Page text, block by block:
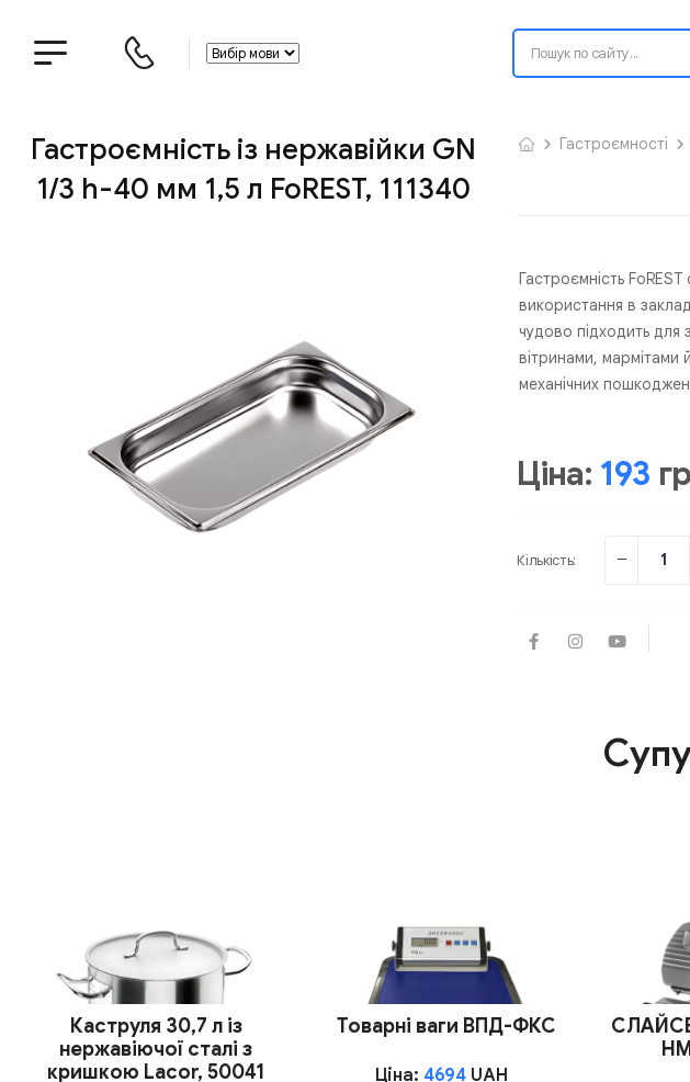
Гастроємність із нержавійки GN
1/3 h-40 мм 1,5 л FoREST, 111340
Гастроємності
Гастроємність
використання в
чудово підходить для
вітринами, мармітами
механічних
Ціна: 193
Кількість:
Каструля 30,7 л із
нержавіючої сталі з
кришкою Lacor, 50041
Товарні ваги ВПД-ФКС
Ціна: 4694UAH